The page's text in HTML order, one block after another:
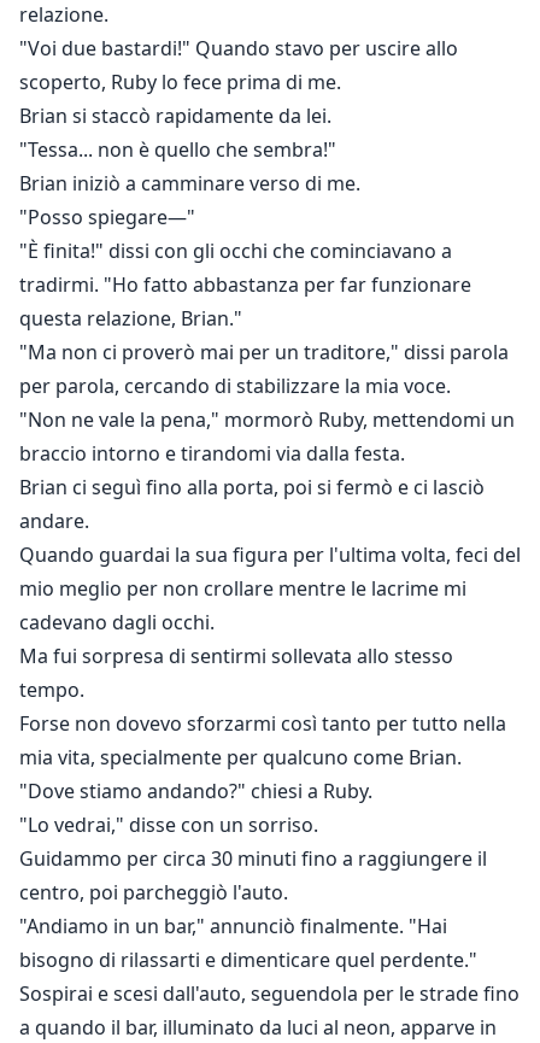
relazione.
"Voi due bastardi!" Quando stavo per uscire allo
scoperto, Ruby lo fece prima di me.
Brian si staccò rapidamente da lei.
"Tessa... non è quello che sembra!"
Brian iniziò a camminare verso di me.
"Posso spiegare—"
"È finita!" dissi con gli occhi che cominciavano a
tradirmi. "Ho fatto abbastanza per far funzionare
questa relazione, Brian."
"Ma non ci proverò mai per un traditore," dissi parola
per parola, cercando di stabilizzare la mia voce.
"Non ne vale la pena," mormorò Ruby, mettendomi un
braccio intorno e tirandomi via dalla festa.
Brian ci seguì fino alla porta, poi si fermò e ci lasciò
andare.
Quando guardai la sua figura per l'ultima volta, feci del
mio meglio per non crollare mentre le lacrime mi
cadevano dagli occhi.
Ma fui sorpresa di sentirmi sollevata allo stesso
tempo.
Forse non dovevo sforzarmi così tanto per tutto nella
mia vita, specialmente per qualcuno come Brian.
"Dove stiamo andando?" chiesi a Ruby.
"Lo vedrai," disse con un sorriso.
Guidammo per circa 30 minuti fino a raggiungere il
centro, poi parcheggiò l'auto.
"Andiamo in un bar," annunciò finalmente. "Hai
bisogno di rilassarti e dimenticare quel perdente."
Sospirai e scesi dall'auto, seguendola per le strade fino
a quando il bar, illuminato da luci al neon, apparve in